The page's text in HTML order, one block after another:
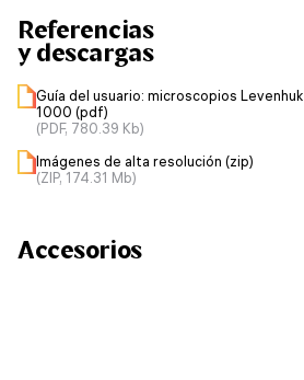
Referencias
y descargas
Guía del usuario: microscopios Levenhuk
1000 (pdf)
(PDF, 780.39 Kb)
Imágenes de alta resolución (zip)
(ZIP, 174.31 Mb)
Accesorios